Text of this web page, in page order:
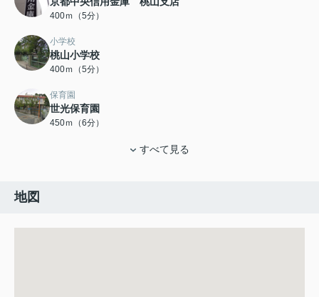
400ｍ（5分）
小学校
桃山小学校
400ｍ（5分）
保育園
世光保育園
450ｍ（6分）
すべて見る
地図